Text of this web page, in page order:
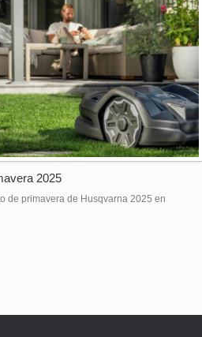
2025
de primavera de Husqvarna 2025 en